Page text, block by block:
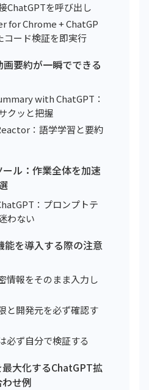
ChatGPTを呼び出し
for Chrome + ChatGP
コード検証を即実行
要約が一瞬でできる
with ChatGPT：
クッと把握
：語学学習と要約
ル：作業全体を加速
：プロンプトテ
わない
能を導入する際の注意
情報をそのまま入力し
と開発元を必ず確認す
必ず自分で検証する
大化するChatGPT拡
せ例